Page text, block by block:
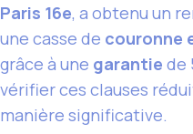
Paris 16e, a obtenu un
une casse de couronne
grâce à une garantie de
vérifier ces clauses
manière significative.